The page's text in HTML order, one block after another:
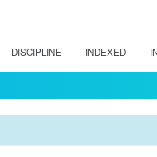
DISCIPLINE INDEXED